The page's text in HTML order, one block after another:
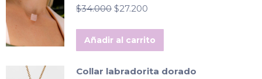
$34.000 El
original
era:
$34.000.
$27.200
actual
es:
$27.200.
Añadir al carrito
Collar labradorita dorado